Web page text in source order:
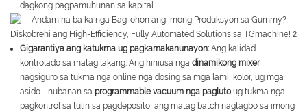
dagkong pagpamuhunan sa kapital.
Gigarantiya ang katukma ug pagkamakanunayon: Ang kalidad
kontrolado sa matag lakang. Ang hiniusa ngadinamikong mixer
nagsiguro sa tukma nga online nga dosing sa mga lami, kolor, ug mga
asido . Inubanan sa programmable vacuum nga paglutoug tukma nga
pagkontrol sa tulin sa pagdeposito, ang matag batch nagtagbo sa imong